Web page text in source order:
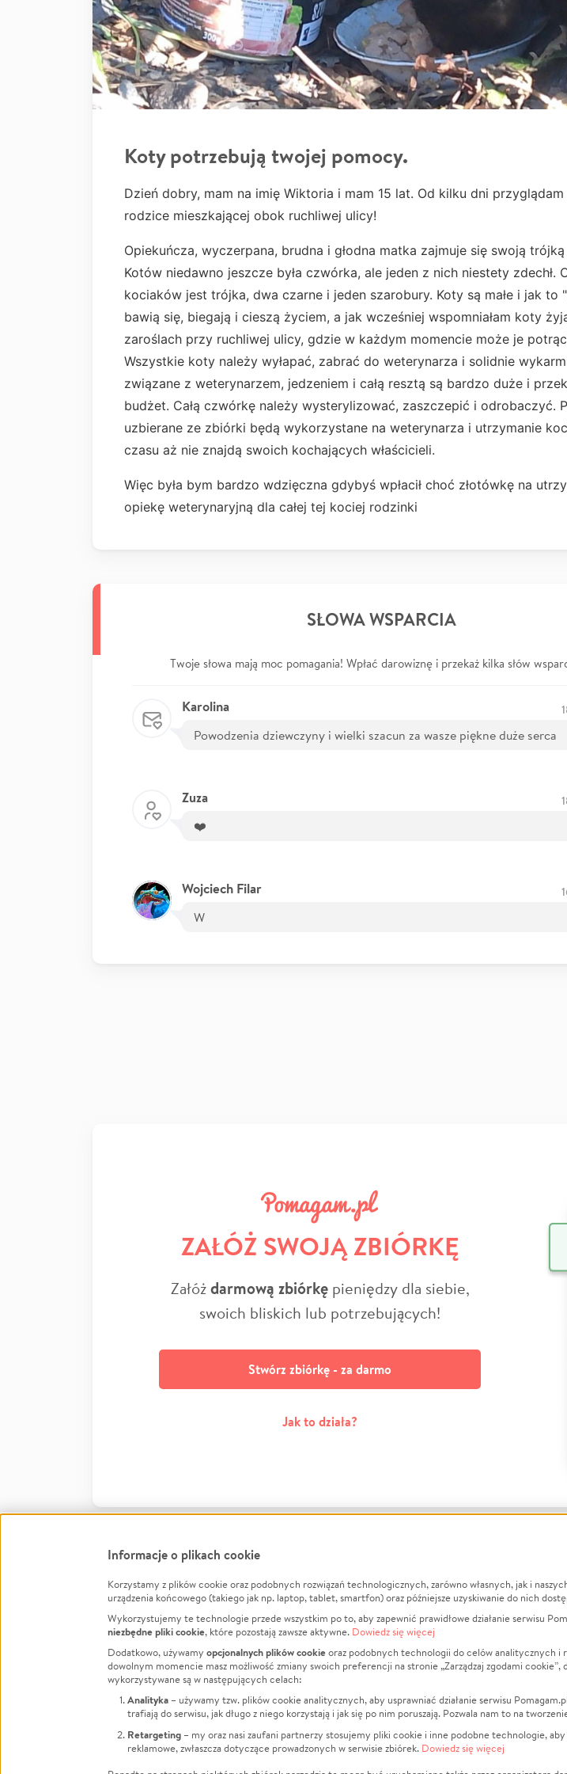
Koty potrzebują twojej pomocy.
Dzień dobry, mam na imię Wiktoria i mam 15 lat. Od kilku dni
rodzice mieszkającej obok ruchliwej ulicy!
Opiekuńcza, wyczerpana, brudna i głodna matka zajmuje się swoją
Kotów niedawno jeszcze była czwórka, ale jeden z nich niestety zdechł.
kociaków jest trójka, dwa czarne i jeden szarobury. Koty są małe i jak to
bawią się, biegają i cieszą życiem, a jak wcześniej wspomniałam koty
zaroślach przy ruchliwej ulicy, gdzie w każdym momencie może je
Wszystkie koty należy wyłapać, zabrać do weterynarza i solidnie
związane z weterynarzem, jedzeniem i całą resztą są bardzo duże i
budżet. Całą czwórkę należy wysterylizować, zaszczepić i odrobaczyć.
uzbierane ze zbiórki będą wykorzystane na weterynarza i utrzymanie
czasu aż nie znajdą swoich kochających właścicieli.
Więc była bym bardzo wdzięczna gdybyś wpłacił choć złotówkę na
opiekę weterynaryjną dla całej tej kociej rodzinki
SŁOWA WSPARCIA
Twoje słowa mają moc pomagania! Wpłać darowiznę i przekaż kilka słów
Karolina
Powodzenia dziewczyny i wielki szacun za wasze piękne duże serca
Zuza
❤️
Wojciech Filar
W
ZAŁÓŻ SWOJĄ ZBIÓRKĘ
Załóżdarmową zbiórkępieniędzy dla siebie,
swoich bliskich lub potrzebujących!
Stwórz zbiórkę - za darmo
Jak to działa?
FacebookTwitter Instagram
LinkedInTikTok Youtube
Informacje
Jak to działa?
Regulamin
Polityka Prywatności
Kontakt
Porównanie serwisów
Polityka plików cookie
Zarządzaj zgodami cookie
O nas
Opinie
Raporty
Za darmo
Dla NGO
Fundacja
Informacje o plikach cookie
Korzystamy z plików cookie oraz podobnych rozwiązań technologicznych, zarówno własnych, jak i
urządzenia końcowego (takiego jak np. laptop, tablet, smartfon) oraz późniejsze uzyskiwanie do nich
Wykorzystujemy te technologie przede wszystkim po to, aby zapewnić prawidłowe działanie serwisu
niezbędne pliki cookie, które pozostają zawsze aktywne. Dowiedz się więcej
Dodatkowo, używamy opcjonalnych plików cookieoraz podobnych technologii do celów analitycznych i
dowolnym momencie masz możliwość zmiany swoich preferencji na stronie „Zarządzaj zgodami
wykorzystywane są w następujących celach:
Analityka – używamy tzw. plików cookie analitycznych, aby usprawniać działanie serwisu
trafiają do serwisu, jak długo z niego korzystają i jak się po nim poruszają. Pozwala nam to na
Retargeting – my oraz nasi zaufani partnerzy stosujemy pliki cookie i inne podobne technologie,
reklamowe, zwłaszcza dotyczące prowadzonych w serwisie zbiórek. Dowiedz się więcej